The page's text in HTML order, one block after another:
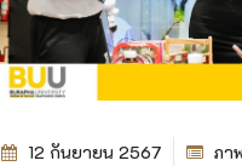
12 กันยายน 2567 ภา